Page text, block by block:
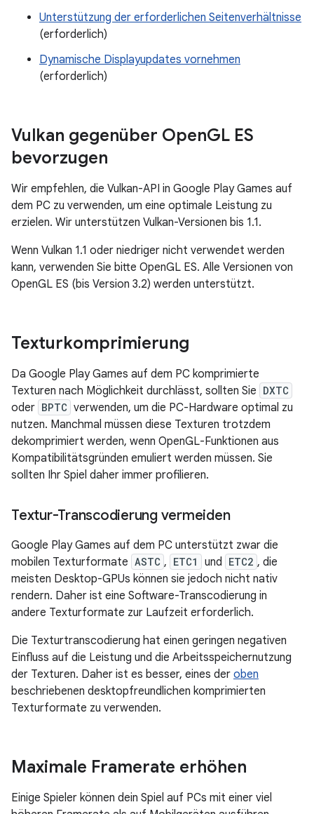
Unterstützung der erforderlichen Seitenverhältnisse
(erforderlich)
Dynamische Displayupdates vornehmen
(erforderlich)
Vulkan gegenüber OpenGL ES
bevorzugen
Wir empfehlen, die Vulkan-API in Google Play Games auf
dem PC zu verwenden, um eine optimale Leistung zu
erzielen. Wir unterstützen Vulkan-Versionen bis 1.1.
Wenn Vulkan 1.1 oder niedriger nicht verwendet werden
kann, verwenden Sie bitte OpenGL ES. Alle Versionen von
OpenGL ES (bis Version 3.2) werden unterstützt.
Texturkomprimierung
Da Google Play Games auf dem PC komprimierte
Texturen nach Möglichkeit durchlässt, sollten Sie DXTC
oder BPTC verwenden, um die PC-Hardware optimal zu
nutzen. Manchmal müssen diese Texturen trotzdem
dekomprimiert werden, wenn OpenGL-Funktionen aus
Kompatibilitätsgründen emuliert werden müssen. Sie
sollten Ihr Spiel daher immer profilieren.
Textur-Transcodierung vermeiden
Google Play Games auf dem PC unterstützt zwar die
mobilen Texturformate ASTC , ETC1 und ETC2 , die
meisten Desktop-GPUs können sie jedoch nicht nativ
rendern. Daher ist eine Software-Transcodierung in
andere Texturformate zur Laufzeit erforderlich.
Die Texturtranscodierung hat einen geringen negativen
Einfluss auf die Leistung und die Arbeitsspeichernutzung
der Texturen. Daher ist es besser, eines der oben
beschriebenen desktopfreundlichen komprimierten
Texturformate zu verwenden.
Maximale Framerate erhöhen
Einige Spieler können dein Spiel auf PCs mit einer viel